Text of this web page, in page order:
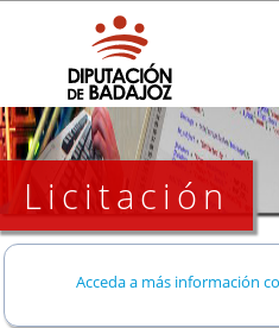
Licitación
Acceda a más información